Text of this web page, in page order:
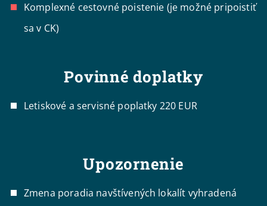
Komplexné cestovné poistenie (je možné pripoistiť
sa v CK)
Povinné doplatky
Letiskové a servisné poplatky 220 EUR
Upozornenie
Zmena poradia navštívených lokalít vyhradená